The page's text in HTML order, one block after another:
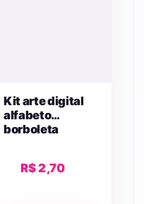
Kit arte digital
alfabeto
borboleta
R$2,70